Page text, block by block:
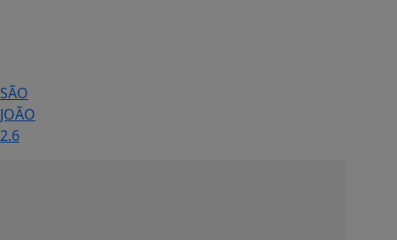
SÃO
JOÃO
2.6